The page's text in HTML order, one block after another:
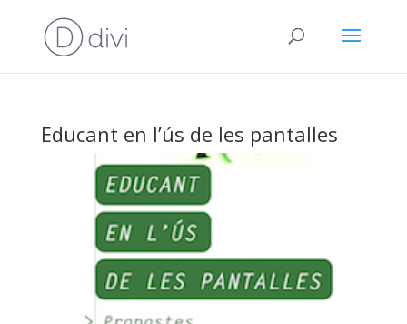
Educant en l’ús de les pantalles